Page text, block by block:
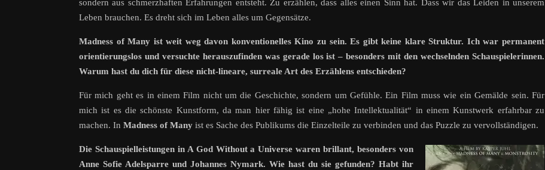
sondern aus schmerzhaften Erfahrungen entsteht. Zu erzählen, dass alles einen Sinn hat. Dass wir das Leiden in unserem
Leben brauchen. Es dreht sich im Leben alles um Gegensätze.
Madness of Many ist weit weg davon konventionelles Kino zu sein. Es gibt keine klare Struktur. Ich war permanent
orientierungslos und versuchte herauszufinden was gerade los ist – besonders mit den wechselnden Schauspielerinnen.
Warum hast du dich für diese nicht-lineare, surreale Art des Erzählens entschieden?
Für mich geht es in einem Film nicht um die Geschichte, sondern um Gefühle. Ein Film muss wie ein Gemälde sein. Für
mich ist es die schönste Kunstform, da man hier fähig ist eine „hohe Intellektualität“ in einem Kunstwerk erfahrbar zu
machen. In Madness of Many ist es Sache des Publikums die Einzelteile zu verbinden und das Puzzle zu vervollständigen.
Die Schauspielleistungen in A God Without a Universe waren brillant, besonders von
Anne Sofie Adelsparre und Johannes Nymark. Wie hast du sie gefunden? Habt ihr